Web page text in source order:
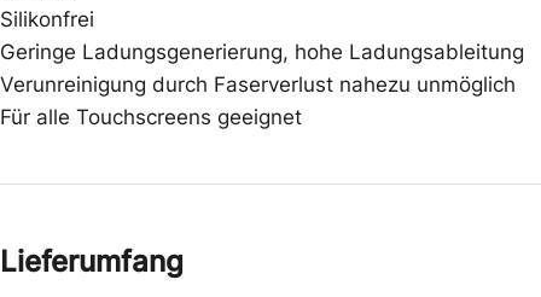
Silikonfrei
Geringe Ladungsgenerierung, hohe Ladungsableitung
Verunreinigung durch Faserverlust nahezu unmöglich
Für alle Touchscreens geeignet
Lieferumfang